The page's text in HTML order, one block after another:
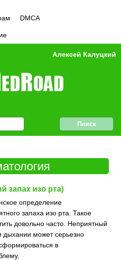
DMCA
Алексей Калуцкий
запах изо рта)
определение
запаха изо рта. Такое
довольно часто. Неприятный
дыхании может серьезно
в